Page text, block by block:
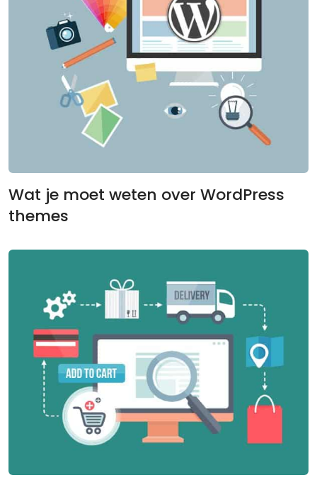
Wat je moet weten over WordPress
themes